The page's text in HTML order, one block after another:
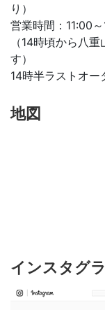
り）
営業時間：11:00
（14時頃から八
す）
14時半ラストオー
地図
インスタグ